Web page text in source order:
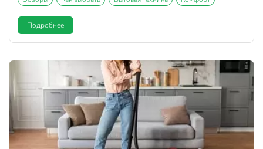
Подробнее